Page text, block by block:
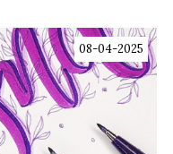
08-04-2025